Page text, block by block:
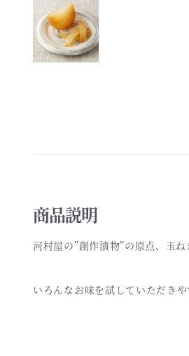
商品説明
河村屋の”創作漬物”の原点、玉ね
いろんなお味を試していただき